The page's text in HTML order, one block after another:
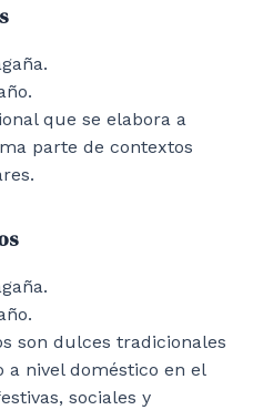
que se elabora a
parte de contextos
son dulces tradicionales
a nivel doméstico en el
sociales y